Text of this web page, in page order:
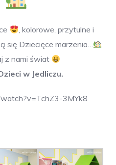
, kolorowe, przytulne i
się Dziecięce marzenia…
z nami świat
w Jedliczu.
3MYk8